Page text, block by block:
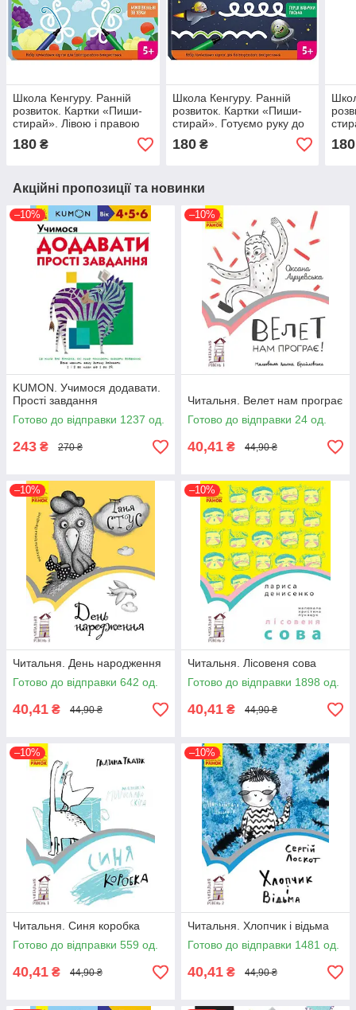
Школа Кенгуру. Ранній
розвиток. Картки «Пиши-
стирай». Лівою і правою
180 ₴
Школа Кенгуру. Ранній
розвиток. Картки «Пиши-
стирай». Готуємо руку до
письма
180₴ 180
Акційні пропозиції та новинки
–10%
KUMON. Учимося додавати.
Прості завдання
Готово до відправки 1237 од.
243 ₴ 270 ₴
–10%
Читальня. Велет нам програє
Готово до відправки 24 од.
40,41 ₴ 44,90 ₴
–10%
Читальня. День народження
Готово до відправки 642 од.
40,41 ₴ 44,90 ₴
–10%
Читальня. Лісовеня сова
Готово до відправки 1898 од.
40,41 ₴ 44,90 ₴
–10%
Читальня. Синя коробка
Готово до відправки 559 од.
40,41 ₴ 44,90 ₴
–10%
Читальня. Хлопчик і відьма
Готово до відправки 1481 од.
40,41 ₴ 44,90 ₴